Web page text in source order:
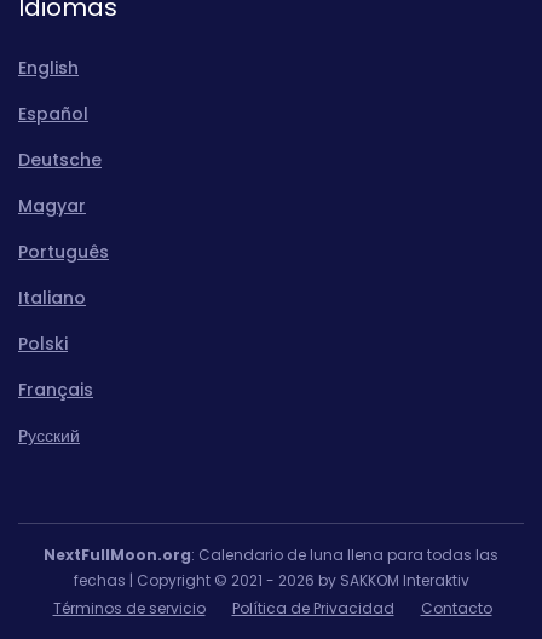
Idiomas
English
Español
Deutsche
Magyar
Português
Italiano
Polski
Français
Pусский
NextFullMoon.org: Calendario de luna llena para todas las
fechas | Copyright © 2021 - 2026 by SAKKOM Interaktiv
Términos de servicio
Política de Privacidad Contacto